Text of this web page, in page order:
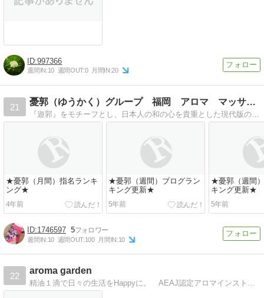
997366
週間IN:10 週間OUT:0 月間IN:20
21
憂郭（ゆうかく）グループ 福岡 アロマ マッサージ 出張 …
『遊郭』をモチーフとし、日本人の和の心を貴重とした現代版の『憂郭』をイメージした店内作りとなっております。店内は、様々なストレスを感じる都会での生活を忘れさせ…
★憂郭（月間）指名ランキ
ング★
4年前
★憂郭（週間）ブログラン
キング更新★
5年前
★憂郭（週間
キング更新★
5年前
1746597 5
週間IN:10 週間OUT:100 月間IN:10
22
aroma garden